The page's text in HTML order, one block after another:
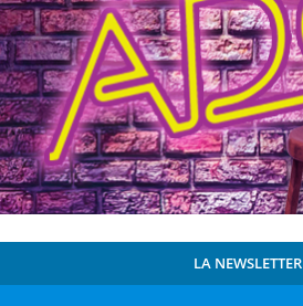
LA NEWSLETTER